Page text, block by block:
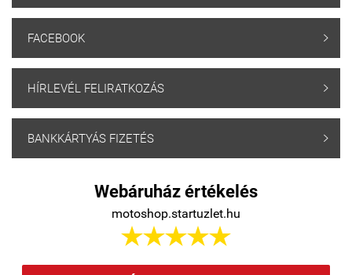
FACEBOOK 
HÍRLEVÉL FELIRATKOZÁS 
BANKKÁRTYÁS FIZETÉS 
Webáruház értékelés
motoshop.startuzlet.hu
